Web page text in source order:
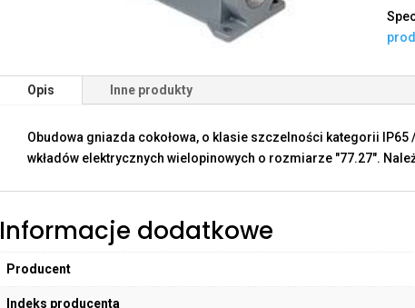
Opis Inne produkty
Obudowa gniazda cokołowa, o klasie szczelności kategorii IP65
wkładów elektrycznych wielopinowych o rozmiarze "77.27".
Informacje dodatkowe
Producent
Indeks producenta